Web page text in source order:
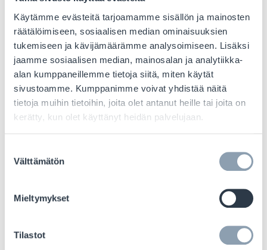
Käytämme evästeitä tarjoamamme sisällön ja mainosten
räätälöimiseen, sosiaalisen median ominaisuuksien
tukemiseen ja kävijämäärämme analysoimiseen. Lisäksi
jaamme sosiaalisen median, mainosalan ja analytiikka-
alan kumppaneillemme tietoja siitä, miten käytät
sivustoamme. Kumppanimme voivat yhdistää näitä
tietoja muihin tietoihin, joita olet antanut heille tai joita on
kerätty, kun olet käyttänyt heidän palvelujaan.
valinta
Välttämätön
Mieltymykset
Tilastot
enemmän aikaa nauttia
juhlatunnelmasta.
Älynäytöt ja -hyllyt:Houkuttelevat
esillepanot ja juhlalliset tarjoukset
houkuttelevat jouluostoksilla. RFID-
käyttöiset älyhyllyt voivat nostaa nämä
esillepanot uusiin ulottuvuuksiin.
Älyhyllyt voivat
havaita RFID-merkityt tuotteet, säätää
varoittaa henkilökuntaa varastojen
kohdennettuja kampanjoita saatavilla